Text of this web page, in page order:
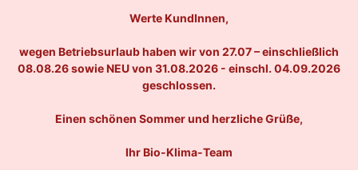
Werte KundInnen,
wegen Betriebsurlaub haben wir von 27.07 – einschließlich
08.08.26 sowie NEU von 31.08.2026 - einschl. 04.09.2026
geschlossen.
Einen schönen Sommer und herzliche Grüße,
Ihr Bio-Klima-Team